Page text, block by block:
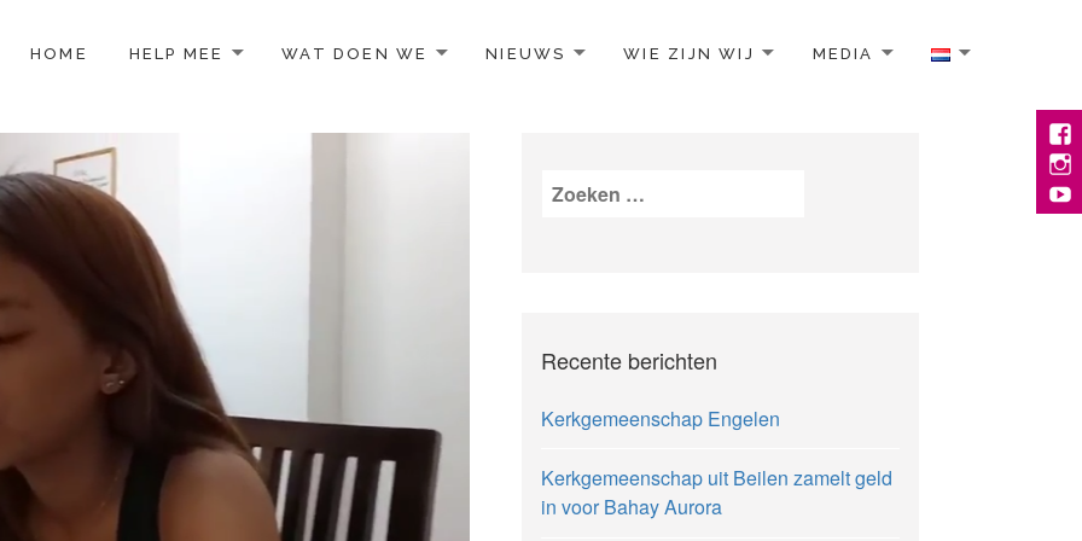
HOME HELP MEE WAT DOEN WE NIEUWS WIE ZIJN WIJ MEDIA
Zoeken
naar:
Recente berichten
Kerkgemeenschap Engelen
Kerkgemeenschap uit Beilen zamelt geld
in voor Bahay Aurora